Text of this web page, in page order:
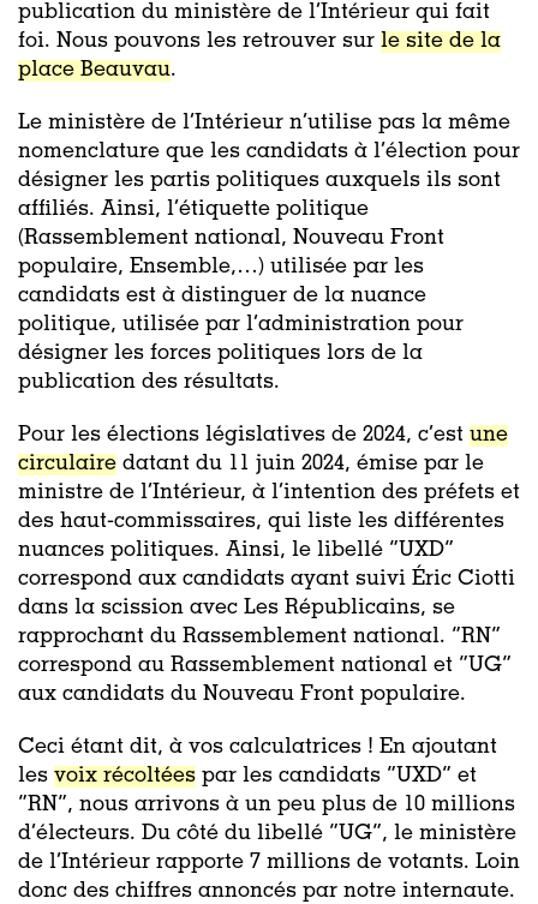
publication du ministère de l’Intérieur qui fait
foi. Nous pouvons les retrouver sur le site de la
place Beauvau.
Le ministère de l’Intérieur n’utilise pas la même
nomenclature que les candidats à l’élection pour
désigner les partis politiques auxquels ils sont
affiliés. Ainsi, l’étiquette politique
(Rassemblement national, Nouveau Front
populaire, Ensemble,…) utilisée par les
candidats est à distinguer de la nuance
politique, utilisée par l’administration pour
désigner les forces politiques lors de la
publication des résultats.
Pour les élections législatives de 2024, c’est une
circulaire datant du 11 juin 2024, émise par le
ministre de l’Intérieur, à l’intention des préfets et
des haut-commissaires, qui liste les différentes
nuances politiques. Ainsi, le libellé “UXD”
correspond aux candidats ayant suivi Éric Ciotti
dans la scission avec Les Républicains, se
rapprochant du Rassemblement national. “RN”
correspond au Rassemblement national et “UG”
aux candidats du Nouveau Front populaire.
Ceci étant dit, à vos calculatrices ! En ajoutant
les voix récoltées par les candidats “UXD” et
“RN”, nous arrivons à un peu plus de 10 millions
d’électeurs. Du côté du libellé “UG”, le ministère
de l’Intérieur rapporte 7 millions de votants. Loin
donc des chiffres annoncés par notre internaute.